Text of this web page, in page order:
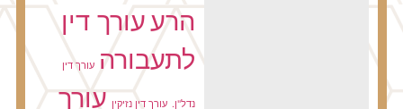
הרעעורך דין
לתעבורה עורך דין
עורך דין נזיקין עורך